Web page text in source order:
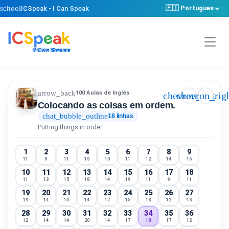
schoolICSpeak - I Can Speak 🇵🇹 Portugues
arrow_back100 Aulas de Inglês
Colocando as coisas em ordem.
chat_bubble_outline18 linhas
Putting things in order.
chevron_left
1
11
2
9
3
11
4
15
5
10
6
11
7
12
8
14
9
16
10
11
11
12
12
15
13
18
14
14
15
19
16
11
17
9
18
11
19
19
20
14
21
14
22
14
23
17
24
15
25
18
26
12
27
13
28
12
29
14
30
14
31
20
32
14
33
17
34
18
35
17
36
12